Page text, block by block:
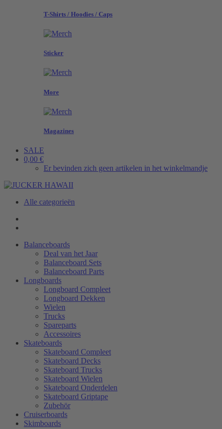
T-Shirts / Hoodies / Caps
Sticker
More
Magazines
SALE
0,00 €
Er bevinden zich geen artikelen in het winkelmandje
Alle categorieën
Balanceboards
Deal van het Jaar
Balanceboard Sets
Balanceboard Parts
Longboards
Longboard Compleet
Longboard Dekken
Wielen
Trucks
Spareparts
Accessoires
Skateboards
Skateboard Compleet
Skateboard Decks
Skateboard Trucks
Skateboard Wielen
Skateboard Onderdelen
Skateboard Griptape
Zubehör
Cruiserboards
Skimboards